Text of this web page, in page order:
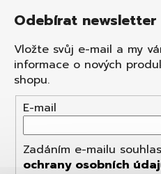
Odebírat newsletter
Vložte svůj e-mail a my
informace o nových
shopu.
E-mail
Zadáním e-mailu
ochrany osobních